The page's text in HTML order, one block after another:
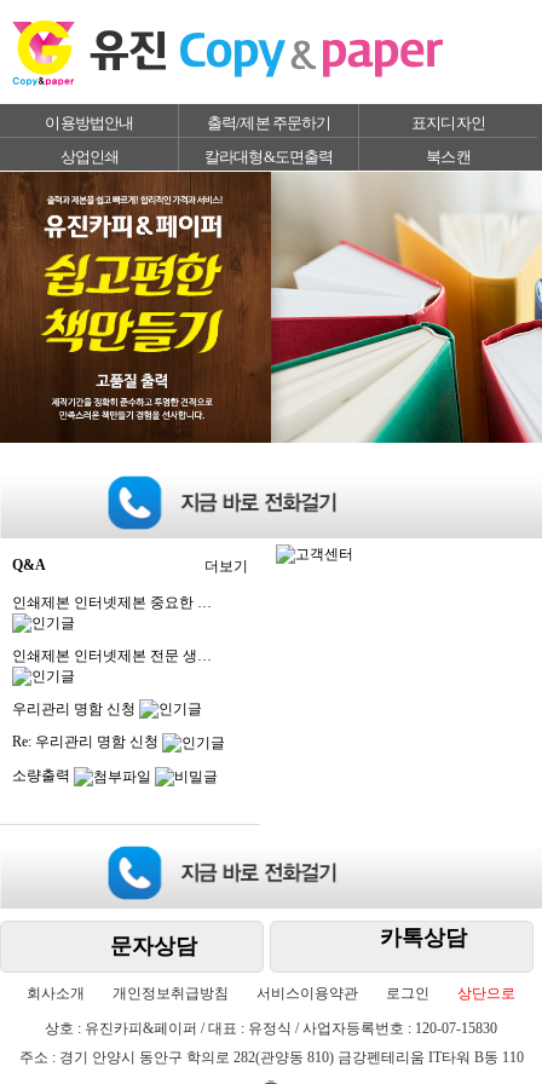
이용방법안내 출력/제본 주문하기
표지디자인
상업인쇄
칼라대형&도면출력 북스캔
Q&A
인쇄제본 인터넷제본 중요한 …
인쇄제본 인터넷제본 전문 생…
우리관리 명함 신청
Re: 우리관리 명함 신청
소량출력
더보기
문자상담 카톡상담
회사소개 개인정보취급방침 서비스이용약관 로그인 상단으로
상호 : 유진카피&페이퍼 / 대표 : 유정식 / 사업자등록번호 : 120-07-15830
주소 : 경기 안양시 동안구 학의로 282(관양동 810) 금강펜테리움 IT타워 B동 110